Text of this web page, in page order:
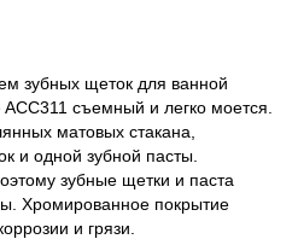
зубных щеток для ванной
съемный и легко моется.
матовых стакана,
и одной зубной пасты.
зубные щетки и паста
Хромированное покрытие
и грязи.